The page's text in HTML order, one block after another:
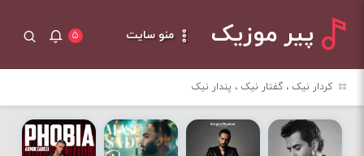
پیر موزیک منو سایت ۵
کردار نیک ، گفتار نیک ، پندار نیک